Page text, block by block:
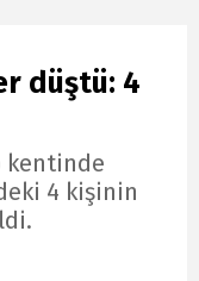
düştü: 4
kentinde
4 kişinin